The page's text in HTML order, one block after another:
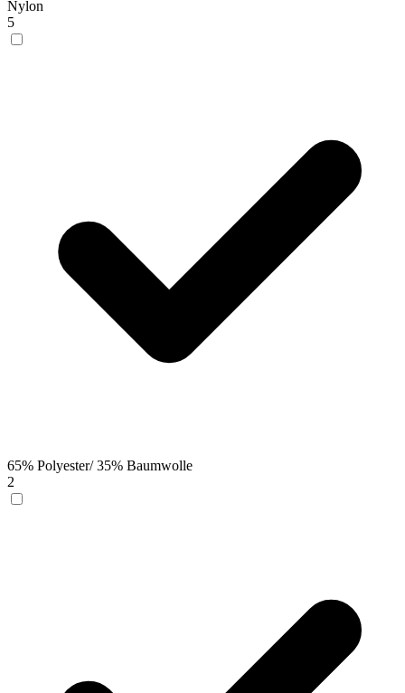
Nylon
5
65% Polyester/ 35% Baumwolle
2